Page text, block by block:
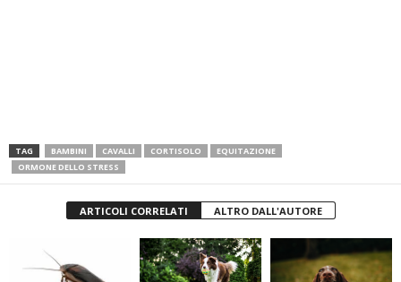
TAG BAMBINI CAVALLI CORTISOLO
EQUITAZIONE
ORMONE DELLO STRESS
ARTICOLI CORRELATI ALTRO DALL'AUTORE